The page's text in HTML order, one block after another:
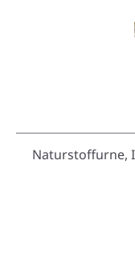
Naturstoffurne,